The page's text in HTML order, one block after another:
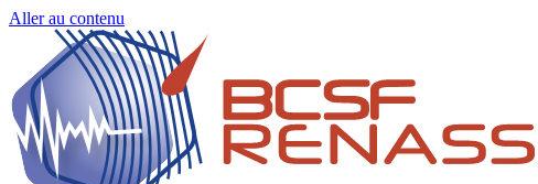
Aller au contenu